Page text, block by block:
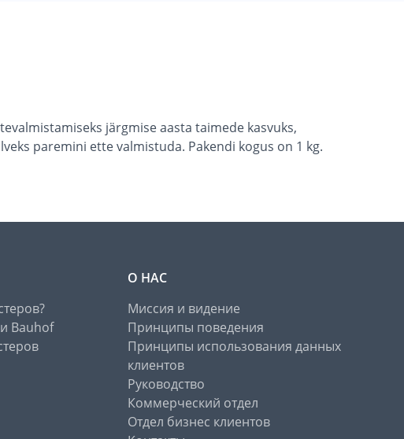
järgmise aasta taimede kasvuks,
paremini ette valmistuda. Pakendi kogus on 1 kg.
Bauhof
О НАС
Миссия и видение
Принципы поведения
Принципы использования данных
клиентов
Руководство
Коммерческий отдел
Отдел бизнес клиентов